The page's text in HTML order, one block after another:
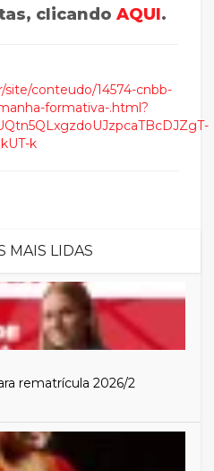
clicando AQUI.
site/conteudo/14574-cnbb-
formativa-.html?
k
MAIS LIDAS
rematrícula 2026/2